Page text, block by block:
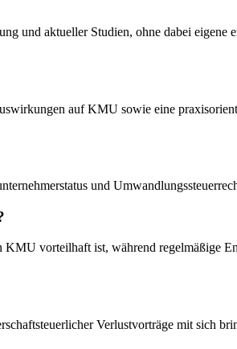
und aktueller Studien, ohne dabei eigene
auf KMU sowie eine
und
vorteilhaft ist, während regelmäßige
Verlustvorträge mit sich